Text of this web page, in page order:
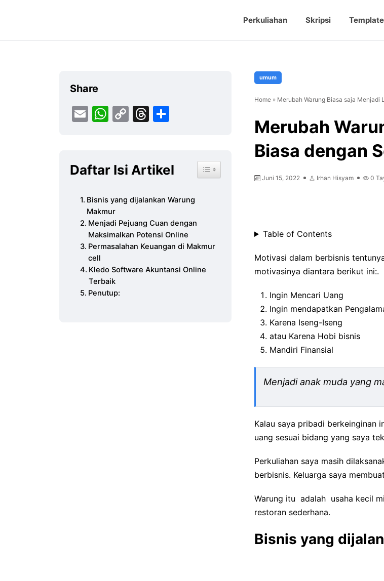
Perkuliahan Skripsi Template
umum
Home » Merubah Warung Biasa saja Menjadi
Merubah
Biasa dengan
Juni 15, 2022 Irhan Hisyam 0
Table of Contents
Motivasi dalam berbisnis
motivasinya diantara berikut ini:.
Ingin Mencari Uang
Ingin mendapatkan
Karena Iseng-Iseng
atau Karena Hobi bisnis
Mandiri Finansial
Menjadi anak muda yang
Kalau saya pribadi berkeinginan
uang sesuai bidang yang saya
Perkuliahan saya masih
berbisnis. Keluarga saya
Warung itu adalah usaha kecil
restoran sederhana.
Bisnis yang
Share
EmailWhatsApp
CopyThreads
Daftar Isi Artikel Toggle Table of Content
Bisnis yang dijalankan Warung
Makmur
Menjadi Pejuang Cuan dengan
Maksimalkan Potensi Online
Permasalahan Keuangan di Makmur
cell
Kledo Software Akuntansi Online
Terbaik
Penutup: